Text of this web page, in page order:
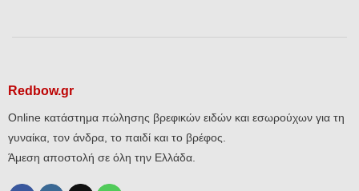
Redbow.gr
Online κατάστημα πώλησης βρεφικών ειδών και εσωρούχων για τη
γυναίκα, τον άνδρα, το παιδί και το βρέφος.
Άμεση αποστολή σε όλη την Ελλάδα.